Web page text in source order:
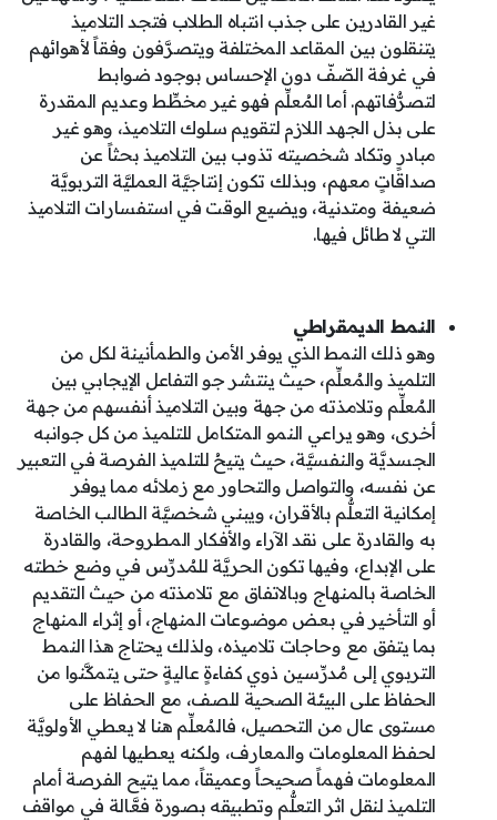
غير القادرين على جذب انتباه الطلاب فتجد التلاميذ
يتنقلون بين المقاعد المختلفة ويتصرَّفون وفقاً لأهوائهم
في غرفة الصّفّ دون الإحساس بوجود ضوابط
لتصرُّفاتهم. أما المُعلِّم فهو غير مخطِّط وعديم المقدرة
على بذل الجهد اللازم لتقويم سلوك التلاميذ، وهو غير
مبادرٍ وتكاد شخصيته تذوب بين التلاميذ بحثاً عن
صداقاتٍ معهم، وبذلك تكون إنتاجيَّة العمليَّة التربويَّة
ضعيفة ومتدنية، ويضيع الوقت في استفسارات التلاميذ
التي لا طائل فيها.
النمط الديمقراطي
وهو ذلك النمط الذي يوفر الأمن والطمأنينة لكل من
التلميذ والمُعلِّم، حيث ينتشر جو التفاعل الإيجابي بين
المُعلِّم وتلامذته من جهة وبين التلاميذ أنفسهم من جهة
أخرى، وهو يراعي النمو المتكامل للتلميذ من كل جوانبه
الجسديَّة والنفسيَّة، حيث يتيحُ للتلميذ الفرصة في التعبير
عن نفسه، والتواصل والتحاور مع زملائه مما يوفر
إمكانية التعلُّم بالأقران، ويبني شخصيَّة الطالب الخاصة
به والقادرة على نقد الآراء والأفكار المطروحة، والقادرة
على الإبداع، وفيها تكون الحريَّة للمُدرِّس في وضع خطته
الخاصة بالمنهاج وبالاتفاق مع تلامذته من حيث التقديم
أو التأخير في بعض موضوعات المنهاج، أو إثراء المنهاج
بما يتفق مع وحاجات تلاميذه، ولذلك يحتاج هذا النمط
التربوي إلى مُدرِّسين ذوي كفاءةٍ عاليةٍ حتى يتمكَّنوا من
الحفاظ على البيئة الصحية للصف، مع الحفاظ على
مستوى عال من التحصيل، فالمُعلِّم هنا لا يعطي الأولويَّة
لحفظ المعلومات والمعارف، ولكنه يعطيها لفهم
المعلومات فهماً صحيحاً وعميقاً، مما يتيح الفرصة أمام
التلميذ لنقل اثر التعلُّم وتطبيقه بصورة فعَّالة في مواقف